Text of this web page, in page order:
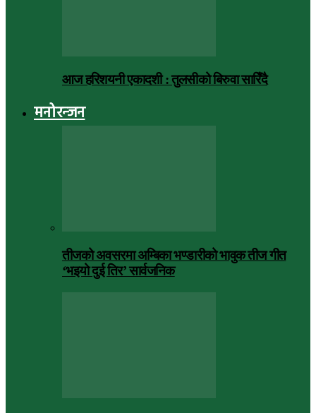
आज हरिशयनी एकादशी : तुलसीको बिरुवा सारिँदै
मनोरन्जन
तीजको अवसरमा अम्बिका भण्डारीको भावुक तीज गीत
‘भइयो दुई तिर’ सार्वजनिक